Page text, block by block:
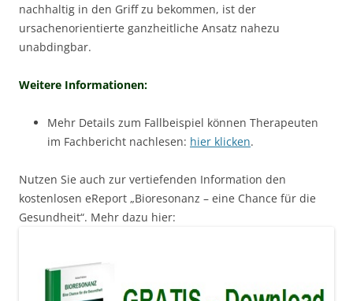
nachhaltig in den Griff zu bekommen, ist der
ursachenorientierte ganzheitliche Ansatz nahezu
unabdingbar.
Weitere Informationen:
Mehr Details zum Fallbeispiel können Therapeuten
im Fachbericht nachlesen: hier klicken.
Nutzen Sie auch zur vertiefenden Information den
kostenlosen eReport „Bioresonanz – eine Chance für die
Gesundheit“. Mehr dazu hier: